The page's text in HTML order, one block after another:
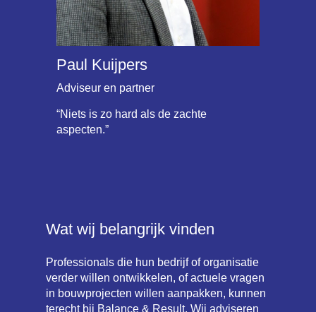
Jan Straatman
Adviseur en partner
“Het geeft me energie om samen met
mensen uit de betrokken organisatie(s)
Paul Kuijpers
Adviseur en partner
“Niets is zo hard als de zachte
aspecten.”
Wat wij belangrijk vinden
Professionals die hun bedrijf of organisatie
verder willen ontwikkelen, of actuele vragen
in bouwprojecten willen aanpakken, kunnen
terecht bij Balance & Result. Wij adviseren